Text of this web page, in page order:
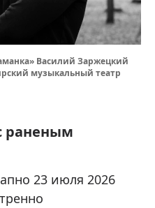
Василий Заржецкий
музыкальный театр
раненым
23 июля 2026